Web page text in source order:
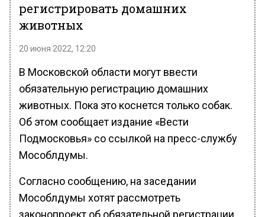
регистрировать домашних
животных
20 июня 2022, 12:20
В Московской области могут ввести
обязательную регистрацию домашних
животных. Пока это коснется только собак.
Об этом сообщает издание «Вести
Подмосковья» со ссылкой на пресс-службу
Мособлдумы.
Согласно сообщению, на заседании
Мособлдумы хотят рассмотреть
законопроект об обязательной регистрации